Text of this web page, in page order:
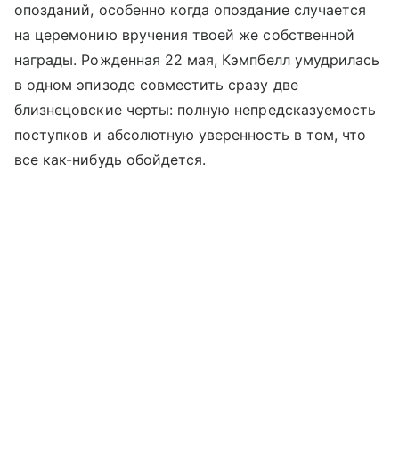
опозданий, особенно когда опоздание случается
на церемонию вручения твоей же собственной
награды. Рожденная 22 мая, Кэмпбелл умудрилась
в одном эпизоде совместить сразу две
близнецовские черты: полную непредсказуемость
поступков и абсолютную уверенность в том, что
все как-нибудь обойдется.